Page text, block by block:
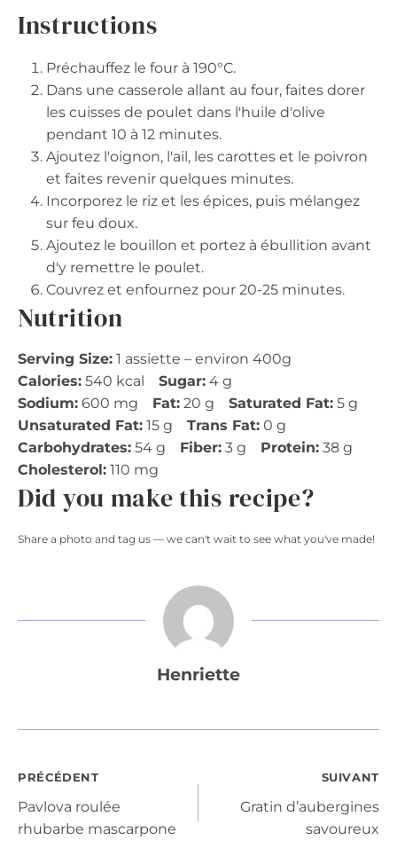
Instructions
Préchauffez le four à 190°C.
Dans une casserole allant au four, faites dorer
les cuisses de poulet dans l'huile d'olive
pendant 10 à 12 minutes.
Ajoutez l'oignon, l'ail, les carottes et le poivron
et faites revenir quelques minutes.
Incorporez le riz et les épices, puis mélangez
sur feu doux.
Ajoutez le bouillon et portez à ébullition avant
d'y remettre le poulet.
Couvrez et enfournez pour 20-25 minutes.
Nutrition
Serving Size: 1 assiette – environ 400g
Calories: 540 kcal Sugar: 4 g
Sodium: 600 mg Fat: 20 g Saturated Fat: 5 g
Unsaturated Fat: 15 g Trans Fat: 0 g
Carbohydrates: 54 g Fiber: 3 g Protein: 38 g
Cholesterol: 110 mg
Did you make this recipe?
Share a photo and tag us — we can't wait to see what you've made!
Henriette
Navigation
de
PRÉCÉDENT
Pavlova roulée
rhubarbe mascarpone
SUIVANT
Gratin d’aubergines
savoureux